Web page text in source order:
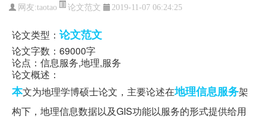
网友:taotao 论文范文 2019-11-07 06:24:25
论文类型： 论文范文
论文字数：69000字
论点：信息服务,地理,服务
论文概述：
本文为地理学博硕士论文，主要论述在地理信息服务架
构下，地理信息数据以及GIS功能以服务的形式提供给用